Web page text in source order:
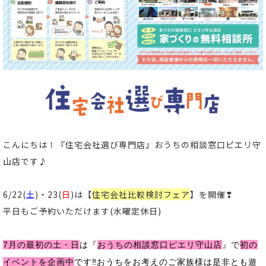
こんにちは！
『住宅会社選び専門店』おうちの相談窓口ピエリ守
山店です ♪
6/22(土 )・23(日 )は【住宅会社比較検討フェア】を開催❣
平日もご予約いただけます(水曜定休日)
7月の最初の土・日 は 『おうちの相談窓口ピエリ守山店 』 で初の
イベントを企画中です‼おうちをお考えのご家族様は是非とも遊